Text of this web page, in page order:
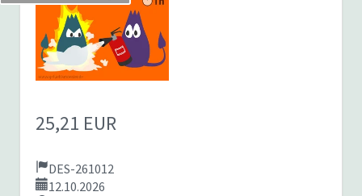
25,21 EUR
DES-261012
12.10.2026